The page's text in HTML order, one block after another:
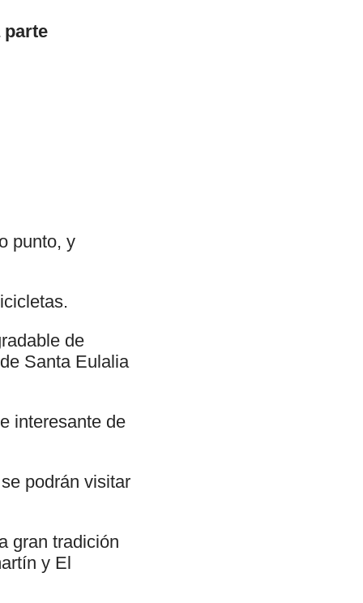
parte
punto, y
de
Santa Eulalia
interesante de
podrán visitar
gran tradición
y El